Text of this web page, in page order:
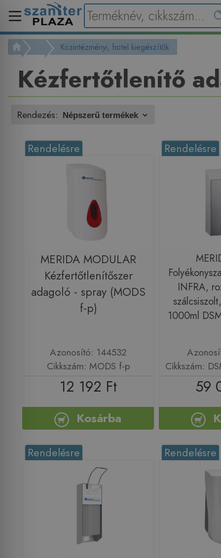
... Közintézményi, hotel kiegészítők
Kézfertőtlenítő
Rendezés:
Rendelésre
MERIDA MODULAR
Kézfertőtlenítőszer
adagoló - spray (MODS
f-p)
Azonosító: 144532
Cikkszám: MODS f-p
12 192 Ft
Kosárba
Rendelésre
INFRA,
1000ml
Cikkszám:
59
Rendelésre Rendelésre